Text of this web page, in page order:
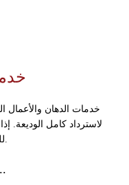
خدمات الدهان والأعمال
لاسترداد كامل
للمستأجر التالي.
أعرف أكثر..